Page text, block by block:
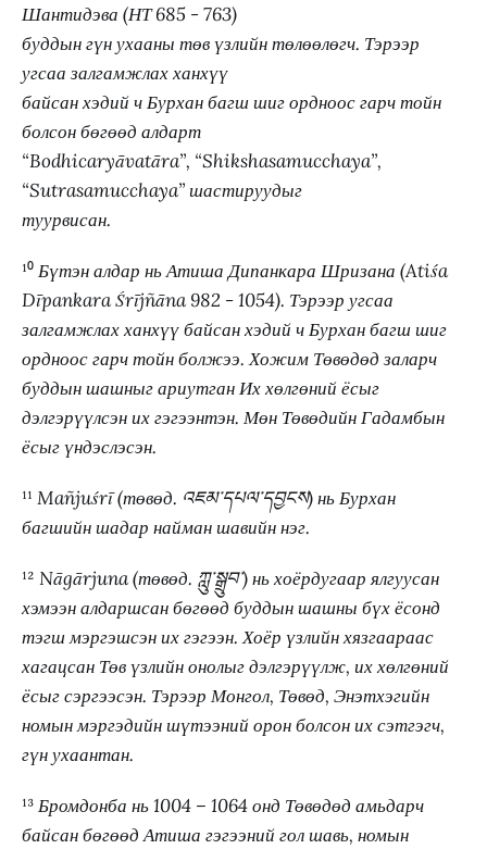
Шантидэва (НТ 685 - 763)
буддын гүн ухааны төв үзлийн төлөөлөгч. Тэрээр
угсаа залгамжлах ханхүү
байсан хэдий ч Бурхан багш шиг ордноос гарч тойн
болсон бөгөөд алдарт
“Bodhicaryāvatāra”, “Shikshasamucchaya”,
“Sutrasamucchaya” шастируудыг
туурвисан.
¹⁰Бүтэн алдар нь Атиша Дипанкара Шризана (Atiśa
Dīpankara Śrījñāna 982 - 1054). Тэрээр угсаа
залгамжлах ханхүү байсан хэдий ч Бурхан багш шиг
ордноос гарч тойн болжээ. Хожим Төвөдөд заларч
буддын шашныг ариутган Их хөлгөний ёсыг
дэлгэрүүлсэн их гэгээнтэн. Мөн Төвөдийн Гадамбын
ёсыг үндэслэсэн.
¹¹ Mañjuśrī (төвөд. འཇམ་དཔལ་དབྱངས) нь Бурхан
багшийн шадар найман шавийн нэг.
¹² Nāgārjuna (төвөд. ཀླུ་སྒྲུབ་) нь хоёрдугаар ялгуусан
хэмээн алдаршсан бөгөөд буддын шашны бүх ёсонд
тэгш мэргэшсэн их гэгээн. Хоёр үзлийн хязгаараас
хагацсан Төв үзлийн онолыг дэлгэрүүлж, их хөлгөний
ёсыг сэргээсэн. Тэрээр Монгол, Төвөд, Энэтхэгийн
номын мэргэдийн шүтээний орон болсон их сэтгэгч,
гүн ухаантан.
¹³Бромдонба нь 1004 – 1064 онд Төвөдөд амьдарч
байсан бөгөөд Атиша гэгээний гол шавь, номын